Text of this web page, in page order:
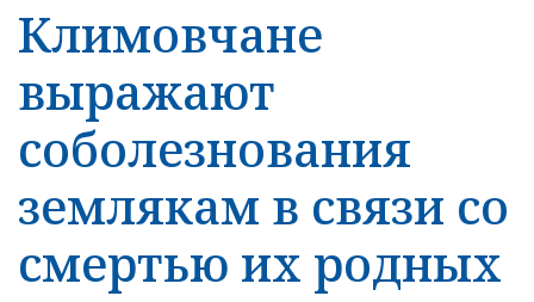
Климовчане
выражают
соболезнования
землякам в связи со
смертью их родных